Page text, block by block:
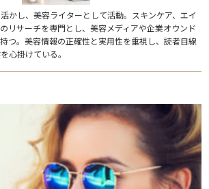
かし、美容ライターとして活動。スキンケア、エイ
リサーチを専門とし、美容メディアや企業オウンド
つ。美容情報の正確性と実用性を重視し、読者目線
心掛けている。